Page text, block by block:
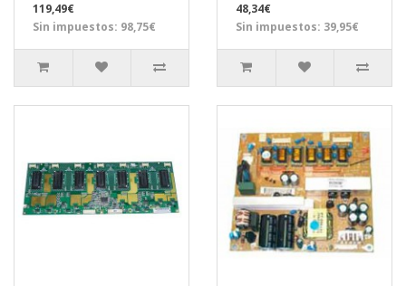
119,49€
Sin impuestos: 98,75€
48,34€
Sin impuestos: 39,95€